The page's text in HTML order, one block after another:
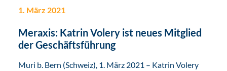
1. März 2021
Meraxis: Katrin Volery ist neues Mitglied
der Geschäftsführung
Muri b. Bern (Schweiz), 1. März 2021 – Katrin Volery